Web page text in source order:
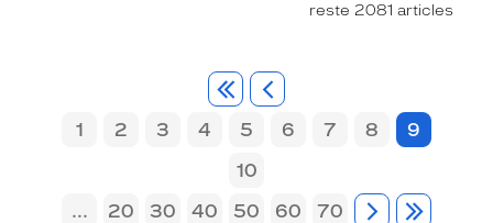
reste 2081 articles
1 2 3 4 5 6 7 8
9
10
...
20 30 40 50 60 70